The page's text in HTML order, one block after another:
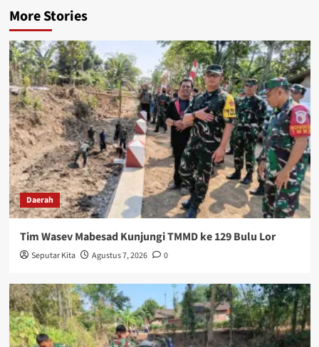
More Stories
Daerah
Tim Wasev Mabesad Kunjungi TMMD ke 129 Bulu Lor
Seputar Kita Agustus 7, 2026 0